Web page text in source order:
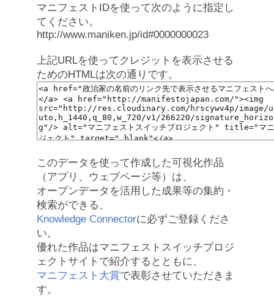
マニフェストIDを使って次のように指定し
てください。
http://www.maniken.jp/id#0000000023
上記URLを使ってクレジットを表示させる
ためのHTMLは次の通りです。
このデータを使って作成した可視化作品
（アプリ、ウェブページ等）は、
オープンデータを活用した成果等の集約・
検索ができる、
Knowledge Connectorに必ずご登録くださ
い。
優れた作品はマニフェストスイッチプロジ
ェクトサイトで紹介するとともに、
マニフェスト大賞で表彰させていただきま
す。